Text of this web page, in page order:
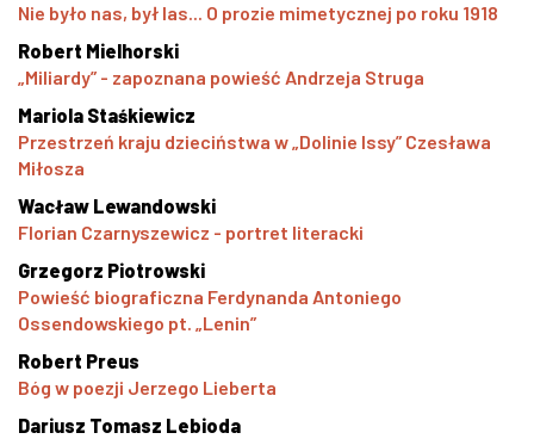
Nie było nas, był las... O prozie mimetycznej po roku 1918
Robert Mielhorski
„Miliardy” - zapoznana powieść Andrzeja Struga
Mariola Staśkiewicz
Przestrzeń kraju dzieciństwa w „Dolinie Issy” Czesława
Miłosza
Wacław Lewandowski
Florian Czarnyszewicz - portret literacki
Grzegorz Piotrowski
Powieść biograficzna Ferdynanda Antoniego
Ossendowskiego pt. „Lenin”
Robert Preus
Bóg w poezji Jerzego Lieberta
Dariusz Tomasz Lebioda